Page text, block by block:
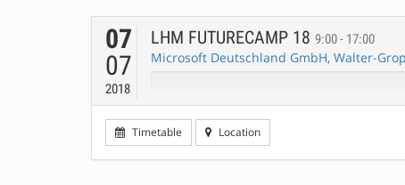
07
07
2018
LHM FUTURECAMP 18 9:00 - 17:00
Microsoft Deutschland GmbH, Walter-
Timetable Location